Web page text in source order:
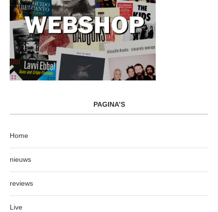
PAGINA’S
Home
nieuws
reviews
Live